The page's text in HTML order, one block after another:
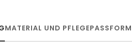
MATERIAL UND PFLEGEPASSFORM